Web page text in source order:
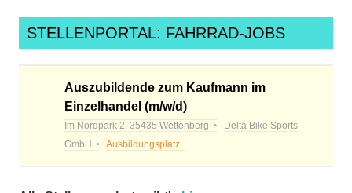
STELLENPORTAL: FAHRRAD-JOBS
Auszubildende zum Kaufmann im
Einzelhandel (m/w/d)
Im Nordpark 2, 35435 Wettenberg
Delta Bike Sports
GmbH
Ausbildungsplatz